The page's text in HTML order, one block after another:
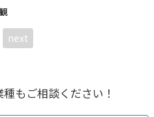
next
もご相談ください！